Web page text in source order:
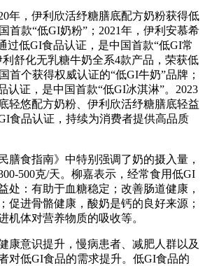
，伊利欣活纾糖膳底配方奶粉获得低
首款“低GI奶粉”；2021年，伊利安慕希
过低GI食品认证，是中国首款“低GI常
利舒化无乳糖牛奶全系4款产品，荣获低
首个获得权威认证的“低GI牛奶”品牌；
认证，是中国首款“低GI冰淇淋”。2023
轻悠配方奶粉、伊利欣活纾糖膳底轻益
食品认证，持续为消费者提供高品质
食指南》中特别强调了奶的摄入量，
500克/天。柳嘉表示，经常食用低GI
处：有助于血糖稳定；改善肠道健康，
促进骨骼健康，酸奶是钙的良好来源；
机体对营养物质的吸收等。
意识提升，慢病患者、减肥人群以及
对低GI食品的需求提升。低GI食品的